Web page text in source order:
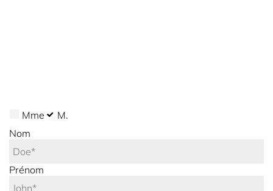
Mme
M.
Nom
Prénom